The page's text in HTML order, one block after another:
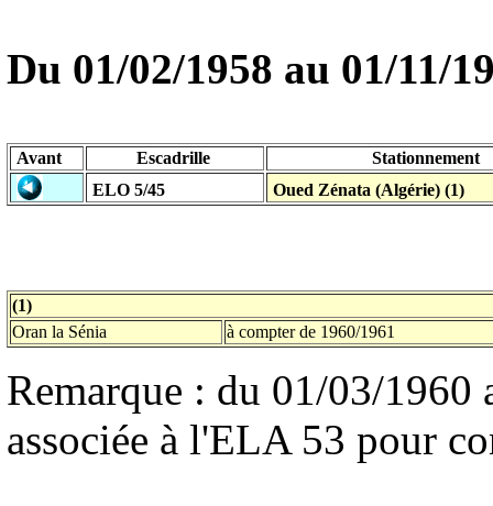
Du 01/02/1958 au 01/11/
Avant Escadrille
Stationnement
ELO 5/45
Oued Zénata (Algérie) (1)
(1)
Oran la Sénia
à compter de 1960/1961
Remarque : du 01/03/
associée à l'ELA 53 pour